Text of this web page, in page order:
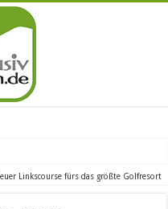
Linkscourse fürs das größte Golfresort